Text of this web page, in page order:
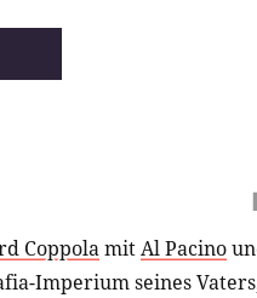
CoppolamitAl Pacino
Imperium seines